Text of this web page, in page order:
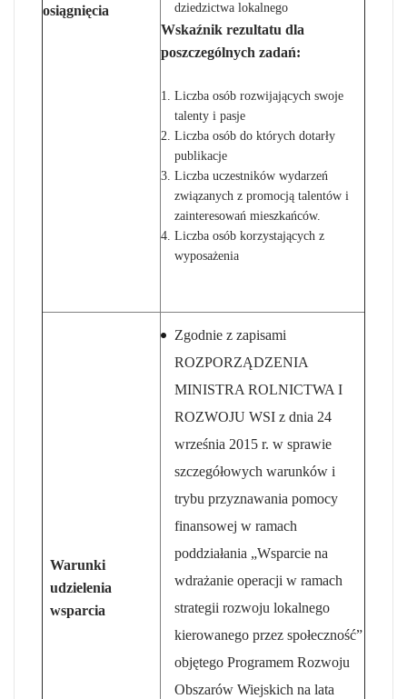
osiągnięcia
dziedzictwa lokalnego
Wskaźnik rezultatu dla
poszczególnych zadań:
Liczba osób rozwijających swoje
talenty i pasje
Liczba osób do których dotarły
publikacje
Liczba uczestników wydarzeń
związanych z promocją talentów i
zainteresowań mieszkańców.
Liczba osób korzystających z
wyposażenia
Warunki
udzielenia
wsparcia
Zgodnie z zapisami
ROZPORZĄDZENIA
MINISTRA ROLNICTWA I
ROZWOJU WSI z dnia 24
września 2015 r. w sprawie
szczegółowych warunków i
trybu przyznawania pomocy
finansowej w ramach
poddziałania „Wsparcie na
wdrażanie operacji w ramach
strategii rozwoju lokalnego
kierowanego przez społeczność”
objętego Programem Rozwoju
Obszarów Wiejskich na lata